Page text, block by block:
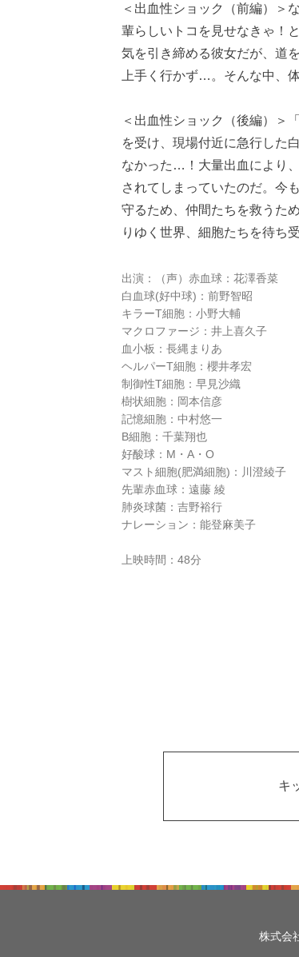
＜出血性ショック（前編）＞
輩らしいトコを見せなきゃ！と
気を引き締める彼女だが、道
上手く行かず…。そんな中、
＜出血性ショック（後編）＞
を受け、現場付近に急行した
なかった…！大量出血により
されてしまっていたのだ。今
守るため、仲間たちを救うた
りゆく世界、細胞たちを待ち
出演：（声）赤血球：花澤香菜
白血球(好中球)：前野智昭
キラーT細胞：小野大輔
マクロファージ：井上喜久子
血小板：長縄まりあ
ヘルパーT細胞：櫻井孝宏
制御性T細胞：早見沙織
樹状細胞：岡本信彦
記憶細胞：中村悠一
B細胞：千葉翔也
好酸球：M・A・O
マスト細胞(肥満細胞)：川澄綾子
先輩赤血球：遠藤 綾
肺炎球菌：吉野裕行
ナレーション：能登麻美子
上映時間：48分
キ
株式会